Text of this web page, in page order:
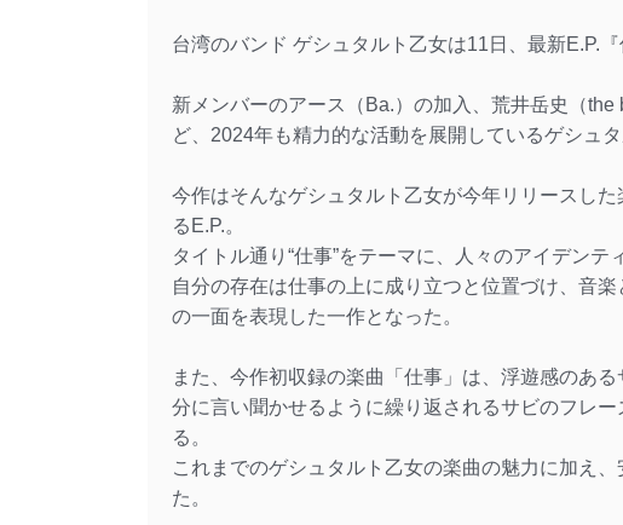
台湾のバンド ゲシュタルト乙女は11日、最新E.P.『
新メンバーのアース（Ba.）の加入、荒井岳史（
ど、2024年も精力的な活動を展開しているゲシュタ
今作はそんなゲシュタルト乙女が今年リリースし
るE.P.。
タイトル通り“仕事”をテーマに、人々のアイデン
自分の存在は仕事の上に成り立つと位置づけ、音
の一面を表現した一作となった。
また、今作初収録の楽曲「仕事」は、浮遊感のあ
分に言い聞かせるように繰り返されるサビのフレ
る。
これまでのゲシュタルト乙女の楽曲の魅力に加え
た。